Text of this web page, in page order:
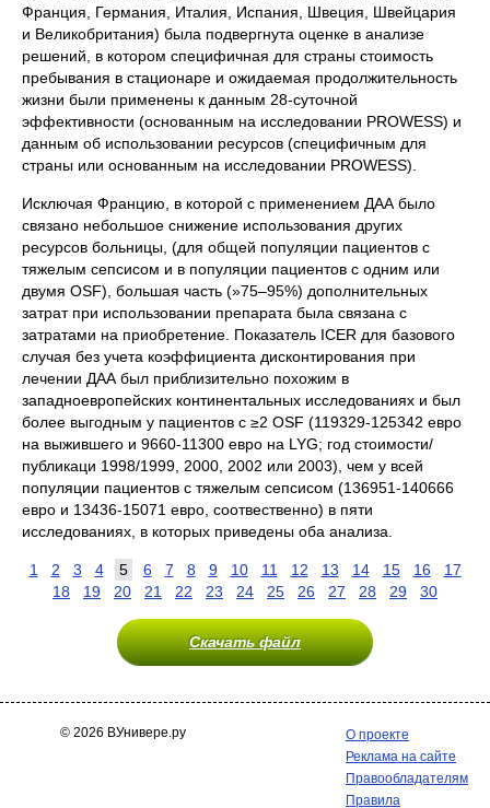
Франция, Германия, Италия, Испания, Швеция, Швейцария
и Великобритания) была подвергнута оценке в анализе
решений, в котором специфичная для страны стоимость
пребывания в стационаре и ожидаемая продолжительность
жизни были применены к данным 28-суточной
эффективности (основанным на исследовании PROWESS) и
данным об использовании ресурсов (специфичным для
страны или основанным на исследовании PROWESS).
Исключая Францию, в которой с применением ДАА было
связано небольшое снижение использования других
ресурсов больницы, (для общей популяции пациентов с
тяжелым сепсисом и в популяции пациентов с одним или
двумя OSF), большая часть (»75–95%) дополнительных
затрат при использовании препарата была связана с
затратами на приобретение. Показатель ICER для базового
случая без учета коэффициента дисконтирования при
лечении ДАА был приблизительно похожим в
западноевропейских континентальных исследованиях и был
более выгодным у пациентов с ≥2 OSF (119329-125342 евро
на выжившего и 9660-11300 евро на LYG; год стоимости/
публикаци 1998/1999, 2000, 2002 или 2003), чем у всей
популяции пациентов с тяжелым сепсисом (136951-140666
евро и 13436-15071 евро, соотвественно) в пяти
исследованиях, в которых приведены оба анализа.
1 2 3 4 5 6 7 8 9 10 11 12 13 14 15 16
17
18
19 20 21 22 23 24 25 26 27 28 29 30
Скачать файл
© 2026 ВУнивере.ру
О проекте
Реклама на сайте
Правообладателям
Правила